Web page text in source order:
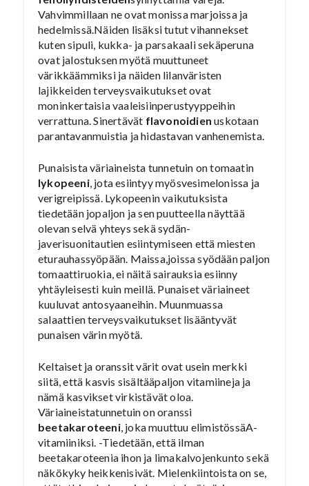
Vahvimmillaan ne ovat monissa marjoissa ja
hedelmissä.Näiden lisäksi tutut vihannekset
kuten sipuli, kukka- ja parsakaali sekäperuna
ovat jalostuksen myötä muuttuneet
värikkäämmiksi ja näiden lilanväristen
lajikkeiden terveysvaikutukset ovat
moninkertaisia vaaleisiinperustyyppeihin
verrattuna. Sinertävät flavonoidienuskotaan
parantavanmuistia ja hidastavan vanhenemista.
Punaisista väriaineista tunnetuin on tomaatin
lykopeeni, jota esiintyy myösvesimelonissa ja
verigreipissä. Lykopeenin vaikutuksista
tiedetään jopaljon ja sen puutteella näyttää
olevan selvä yhteys sekä sydän-
javerisuonitautien esiintymiseen että miesten
eturauhassyöpään. Maissa,joissa syödään paljon
tomaattiruokia, ei näitä sairauksia esiinny
yhtäyleisesti kuin meillä. Punaiset väriaineet
kuuluvat antosyaaneihin. Muunmuassa
salaattien terveysvaikutukset lisääntyvät
punaisen värin myötä.
Keltaiset ja oranssit värit ovat usein merkki
siitä, että kasvis sisältääpaljon vitamiineja ja
nämä kasvikset virkistävät oloa.
Väriaineistatunnetuin on oranssi
beetakaroteeni, joka muuttuu elimistössäA-
vitamiiniksi. -Tiedetään, että ilman
beetakaroteenia ihon ja limakalvojenkunto sekä
näkökyky heikkenisivät. Mielenkiintoista on se,